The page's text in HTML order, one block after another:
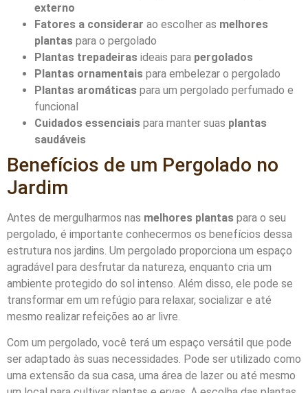
externo
Fatores a considerar ao escolher as melhores
plantas para o pergolado
Plantas trepadeiras ideais para pergolados
Plantas ornamentais para embelezar o pergolado
Plantas aromáticas para um pergolado perfumado e
funcional
Cuidados essenciais para manter suas plantas
saudáveis
Benefícios de um Pergolado no
Jardim
Antes de mergulharmos nas melhores plantas para o seu
pergolado, é importante conhecermos os benefícios dessa
estrutura nos jardins. Um pergolado proporciona um espaço
agradável para desfrutar da natureza, enquanto cria um
ambiente protegido do sol intenso. Além disso, ele pode se
transformar em um refúgio para relaxar, socializar e até
mesmo realizar refeições ao ar livre.
Com um pergolado, você terá um espaço versátil que pode
ser adaptado às suas necessidades. Pode ser utilizado como
uma extensão da sua casa, uma área de lazer ou até mesmo